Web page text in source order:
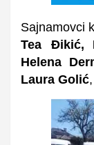
Sajnamovci
Tea Đikić,
Helena
Laura Golić,